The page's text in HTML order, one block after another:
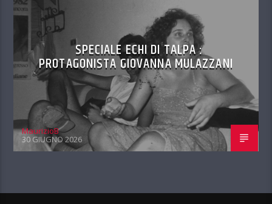
SPECIALE ECHI DI TALPA :
PROTAGONISTA GIOVANNA MULAZZANI
MaurizioB
30 GIUGNO 2026